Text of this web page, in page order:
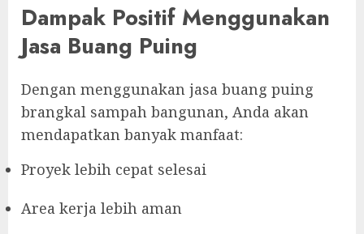
Dampak Positif Menggunakan
Jasa Buang Puing
Dengan menggunakan jasa buang puing
brangkal sampah bangunan, Anda akan
mendapatkan banyak manfaat:
Proyek lebih cepat selesai
Area kerja lebih aman